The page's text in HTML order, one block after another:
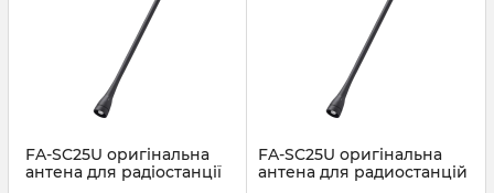
FA-SC25U оригінальна
антена для радіостанції
FA-SC25U оригінальна
антена для радиостанцій